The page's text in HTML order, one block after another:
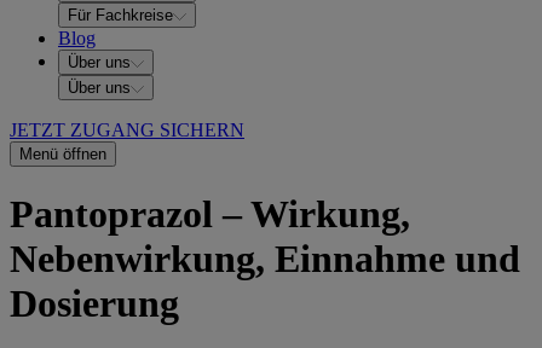
Für Fachkreise
Blog
Über uns
Über uns
JETZT ZUGANG SICHERN
Menü öffnen
Pantoprazol – Wirkung,
Nebenwirkung, Einnahme und
Dosierung